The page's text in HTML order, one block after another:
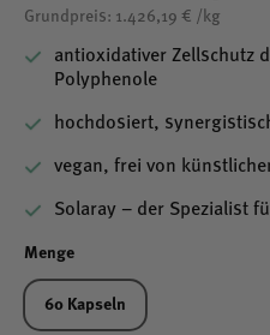
Grundpreis: 1.426,19 € /kg
antioxidativer Zellschutz
Polyphenole
hochdosiert,
vegan, frei von
Solaray – der Spezialist
Menge
60 Kapseln